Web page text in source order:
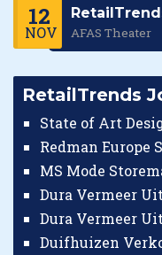
12
NOV AFAS Theater
RetailTrends
State of Art
Redman Europe
MS Mode
Dura Vermeer
Dura Vermeer
Duifhuizen